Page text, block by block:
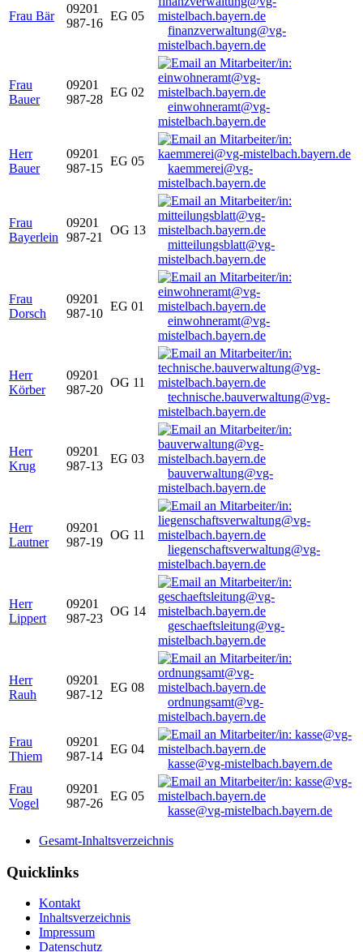
Frau Bär
09201
987-16
EG 05
finanzverwaltung@vg-
mistelbach.bayern.de
Frau
Bauer
09201
987-28
EG 02
einwohneramt@vg-
mistelbach.bayern.de
Herr
Bauer
09201
987-15
EG 05
kaemmerei@vg-
mistelbach.bayern.de
Frau
Bayerlein
09201
987-21
OG 13
mitteilungsblatt@vg-
mistelbach.bayern.de
Frau
Dorsch
09201
987-10
EG 01
einwohneramt@vg-
mistelbach.bayern.de
Herr
Körber
09201
987-20
OG 11
technische.bauverwaltung@vg-
mistelbach.bayern.de
Herr
Krug
09201
987-13
EG 03
bauverwaltung@vg-
mistelbach.bayern.de
Herr
Lautner
09201
987-19
OG 11
liegenschaftsverwaltung@vg-
mistelbach.bayern.de
Herr
Lippert
09201
987-23
OG 14
geschaeftsleitung@vg-
mistelbach.bayern.de
Herr
Rauh
09201
987-12
EG 08
ordnungsamt@vg-
mistelbach.bayern.de
Frau
Thiem
09201
987-14
EG 04
kasse@vg-mistelbach.bayern.de
Frau
Vogel
09201
987-26
EG 05
kasse@vg-mistelbach.bayern.de
Gesamt-Inhaltsverzeichnis
Quicklinks
Kontakt
Inhaltsverzeichnis
Impressum
Datenschutz